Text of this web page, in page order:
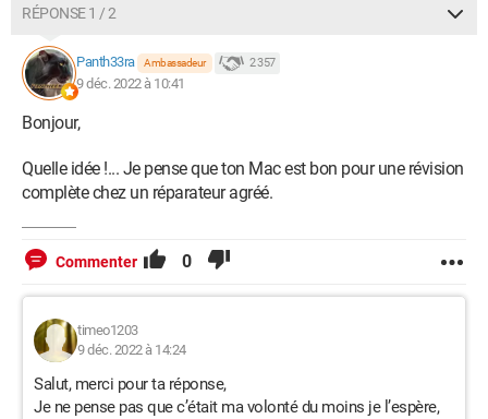
RÉPONSE 1 / 2
Panth33ra Ambassadeur 2 357
9 déc. 2022 à 10:41
Bonjour,
Quelle idée !... Je pense que ton Mac est bon pour une révision
complète chez un réparateur agréé.
Commenter 0
timeo1203
9 déc. 2022 à 14:24
Salut, merci pour ta réponse,
Je ne pense pas que c’était ma volonté du moins je l’espère,